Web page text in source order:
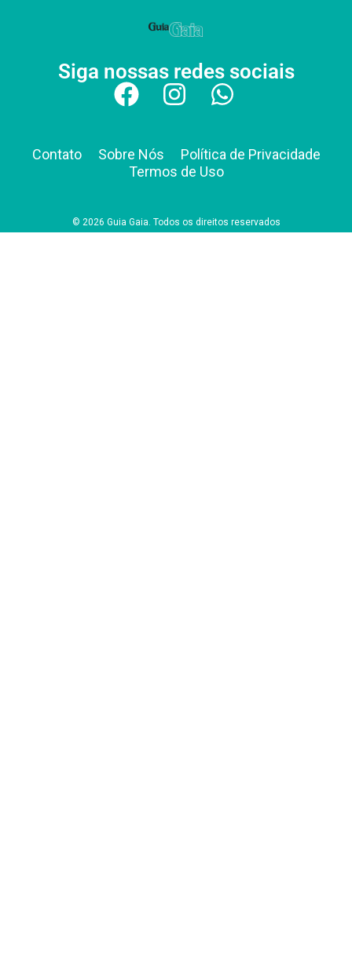
Siga nossas redes sociais
Contato Sobre Nós
Política de Privacidade
Termos de Uso
© 2026 Guia Gaia. Todos os direitos reservados